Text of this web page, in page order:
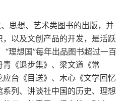
说服手段
定、重复、传染
思想、艺术类图书的出版，并
以及文创产品的开发，是活跃
“理想国”每年出品图书超过一百
《退步集》、梁文道《常
台《目送》、木心《文学回忆
列、讲谈社中国的历史、理想